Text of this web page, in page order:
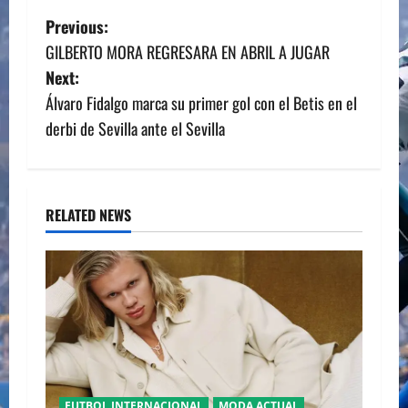
P
o
s
t
a
v
i
g
a
Previous:
GILBERTO MORA REGRESARA EN ABRIL A JUGAR
Next:
Álvaro Fidalgo marca su primer gol con el Betis en el
derbi de Sevilla ante el Sevilla
RELATED NEWS